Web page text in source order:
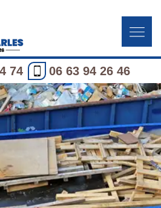
74 06 63 94 26 46